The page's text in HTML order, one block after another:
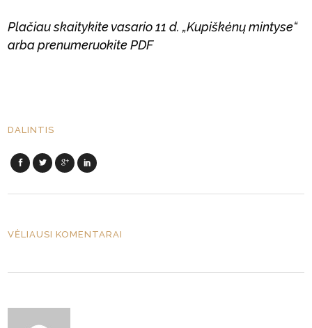
Plačiau skaitykite vasario 11 d. „Kupiškėnų mintyse“
arba prenumeruokite PDF
DALINTIS
VĖLIAUSI KOMENTARAI